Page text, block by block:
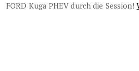
FORD Kuga PHEV durch die Session!